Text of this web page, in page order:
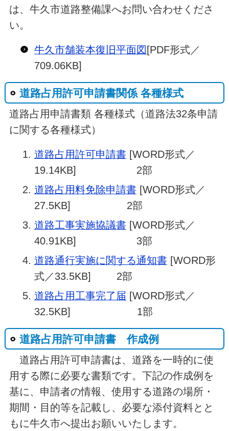
は、牛久市道路整備課へお問い合わせくださ
い。
牛久市舗装本復旧平面図[PDF形式／
709.06KB]
道路占用許可申請書関係 各種様式
道路占用申請書類 各種様式（道路法32条申請
に関する各種様式）
道路占用許可申請書[WORD形式／
19.14KB] 2部
道路占用料免除申請書[WORD形式／
27.5KB] 2部
道路工事実施協議書[WORD形式／
40.91KB] 3部
道路通行実施に関する通知書[WORD形
式／33.5KB] 2部
道路占用工事完了届 [WORD形式／
32.5KB] 1部
道路占用許可申請書 作成例
道路占用許可申請書は、道路を一時的に使
用する際に必要な書類です。下記の作成例を
基に、申請者の情報、使用する道路の場所・
期間・目的等を記載し、必要な添付資料とと
もに牛久市へ提出お願いいたします。